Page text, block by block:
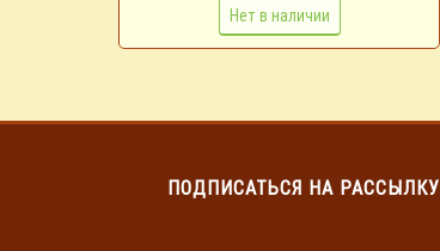
Нет в наличии
ПОДПИСАТЬСЯ НА РАССЫЛКУ